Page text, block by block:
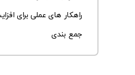
راهکار های عملی برای
جمع بندی